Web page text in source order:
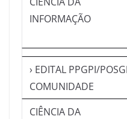
INFORMAÇÃO
› EDITAL PPGPI/
COMUNIDADE
CIÊNCIA DA